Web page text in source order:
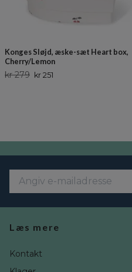
Konges Sløjd, æske-sæt Heart box,
Cherry/Lemon
kr 279 kr 251
Læs mere
Kontakt